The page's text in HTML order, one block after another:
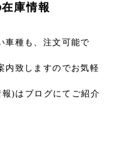
庫情報
車種も、注文可能で
内致しますのでお気軽
)はブログにてご紹介